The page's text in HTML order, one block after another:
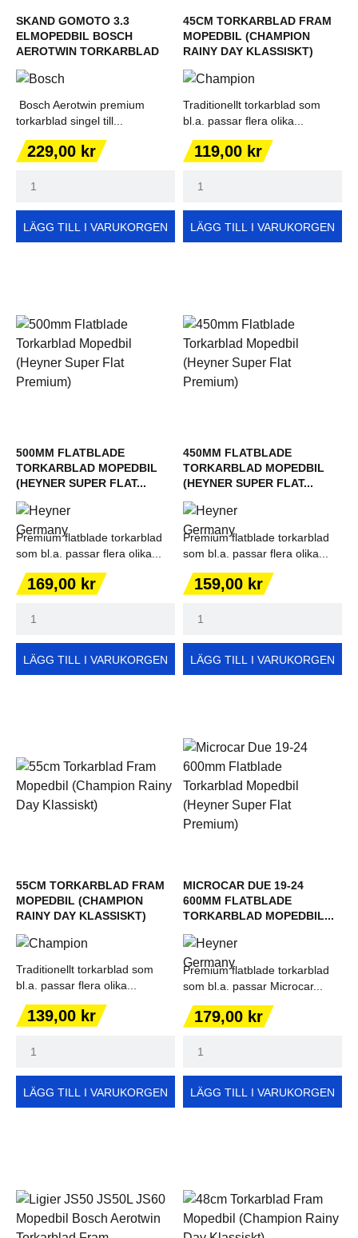
SKAND GOMOTO 3.3
ELMOPEDBIL BOSCH
AEROTWIN TORKARBLAD
Bosch Aerotwin premium
torkarblad singel till...
Pris
229,00 kr
LÄGG TILL I VARUKORGEN
45CM TORKARBLAD FRAM
MOPEDBIL (CHAMPION
RAINY DAY KLASSISKT)
Traditionellt torkarblad som
bl.a. passar flera olika...
Pris
119,00 kr
LÄGG TILL I VARUKORGEN
500MM FLATBLADE
TORKARBLAD MOPEDBIL
(HEYNER SUPER FLAT...
Premium flatblade torkarblad
som bl.a. passar flera olika...
Pris
169,00 kr
LÄGG TILL I VARUKORGEN
450MM FLATBLADE
TORKARBLAD MOPEDBIL
(HEYNER SUPER FLAT...
Premium flatblade torkarblad
som bl.a. passar flera olika...
Pris
159,00 kr
LÄGG TILL I VARUKORGEN
55CM TORKARBLAD FRAM
MOPEDBIL (CHAMPION
RAINY DAY KLASSISKT)
Traditionellt torkarblad som
bl.a. passar flera olika...
Pris
139,00 kr
LÄGG TILL I VARUKORGEN
MICROCAR DUE 19-24
600MM FLATBLADE
TORKARBLAD MOPEDBIL...
Premium flatblade torkarblad
som bl.a. passar Microcar...
Pris
179,00 kr
LÄGG TILL I VARUKORGEN